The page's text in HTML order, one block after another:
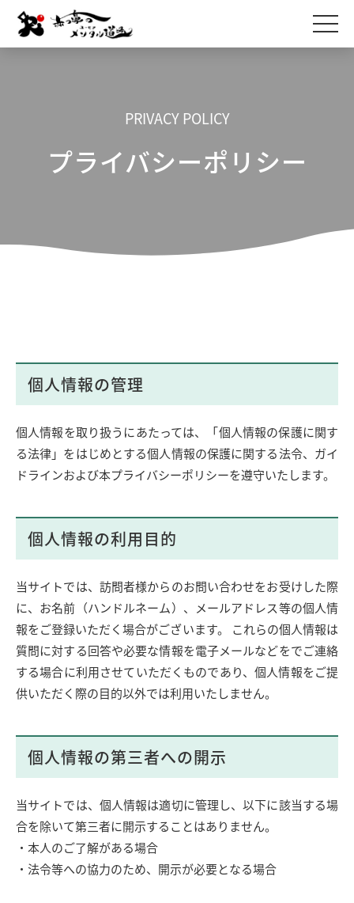
PRIVACY POLICY
プライバシーポリシー
個人情報の管理
個人情報を取り扱うにあたっては、「個人情報の保護に関す
る法律」をはじめとする個人情報の保護に関する法令、ガイ
ドラインおよび本プライバシーポリシーを遵守いたします。
個人情報の利用目的
当サイトでは、訪問者様からのお問い合わせをお受けした際
に、お名前（ハンドルネーム）、メールアドレス等の個人情
報をご登録いただく場合がございます。 これらの個人情報は
質問に対する回答や必要な情報を電子メールなどをでご連絡
する場合に利用させていただくものであり、個人情報をご提
供いただく際の目的以外では利用いたしません。
個人情報の第三者への開示
当サイトでは、個人情報は適切に管理し、以下に該当する場
合を除いて第三者に開示することはありません。
・本人のご了解がある場合
・法令等への協力のため、開示が必要となる場合